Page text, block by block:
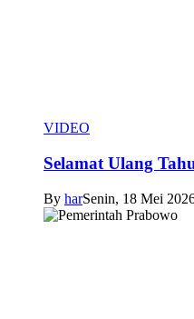
VIDEO
Selamat Ulang
By harSenin, 18 Mei